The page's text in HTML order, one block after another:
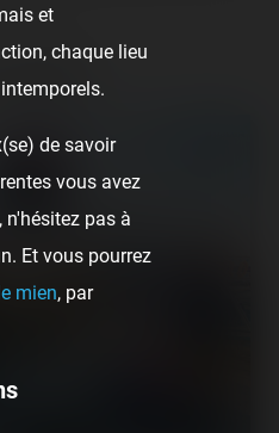
et
chaque lieu
de savoir
vous avez
pas à
Et vous pourrez
mien, par